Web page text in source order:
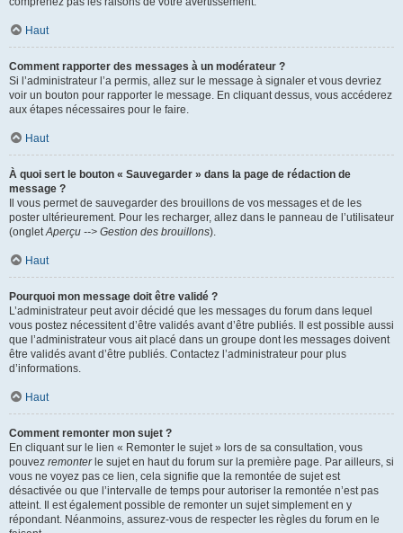
Haut
Comment rapporter des messages à un modérateur ?
Si l’administrateur l’a permis, allez sur le message à signaler et vous devriez
voir un bouton pour rapporter le message. En cliquant dessus, vous accéderez
aux étapes nécessaires pour le faire.
Haut
À quoi sert le bouton « Sauvegarder » dans la page de rédaction de
message ?
Il vous permet de sauvegarder des brouillons de vos messages et de les
poster ultérieurement. Pour les recharger, allez dans le panneau de l’utilisateur
(ongletAperçu --> Gestion des brouillons).
Haut
Pourquoi mon message doit être validé ?
L’administrateur peut avoir décidé que les messages du forum dans lequel
vous postez nécessitent d’être validés avant d’être publiés. Il est possible aussi
que l’administrateur vous ait placé dans un groupe dont les messages doivent
être validés avant d’être publiés. Contactez l’administrateur pour plus
d’informations.
Haut
Comment remonter mon sujet ?
En cliquant sur le lien « Remonter le sujet » lors de sa consultation, vous
pouvez remonterle sujet en haut du forum sur la première page. Par ailleurs, si
vous ne voyez pas ce lien, cela signifie que la remontée de sujet est
désactivée ou que l’intervalle de temps pour autoriser la remontée n’est pas
atteint. Il est également possible de remonter un sujet simplement en y
répondant. Néanmoins, assurez-vous de respecter les règles du forum en le